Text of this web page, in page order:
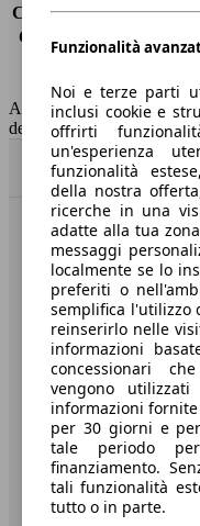
Consumo (extra-urbano)
Consumo (combinato)*
Capacità del serbatoio
AutoScout24 non si
dei dati.
Benvenuti su
Società
A proposito di
Stampa
Media
Condizioni generali
Informazioni
Funzionalità
Noi e terze parti
inclusi cookie e
offrirti
un'esperienza
funzionalità
della nostra
ricerche in una
adatte alla tua
messaggi
localmente se lo
preferiti o
semplifica l'utilizzo
reinserirlo nelle
informazioni
concessionari
vengono
informazioni
per 30 giorni e
tale periodo
finanziamento.
tali funzionalità
tutto o in parte.